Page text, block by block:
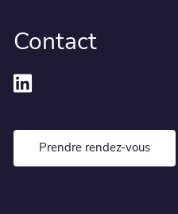
Contact
Prendre rendez-vous